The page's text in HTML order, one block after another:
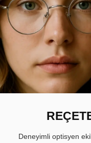
Deneyimli optisyen